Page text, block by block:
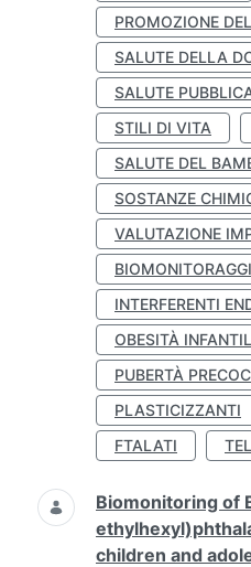
PROMOZIONE
SALUTE DELLA
SALUTE
STILI DI VITA
SALUTE DEL
SOSTANZE
VALUTAZIONE
INTERFERENTI
OBESITÀ
PUBERTÀ
PLASTICIZZANTI
FTALATI
Biomonitoring of
children and